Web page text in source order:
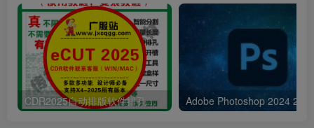
CDR2025自动排版软件排孔插件ecut省料LED冲孔字解决提示升级问题